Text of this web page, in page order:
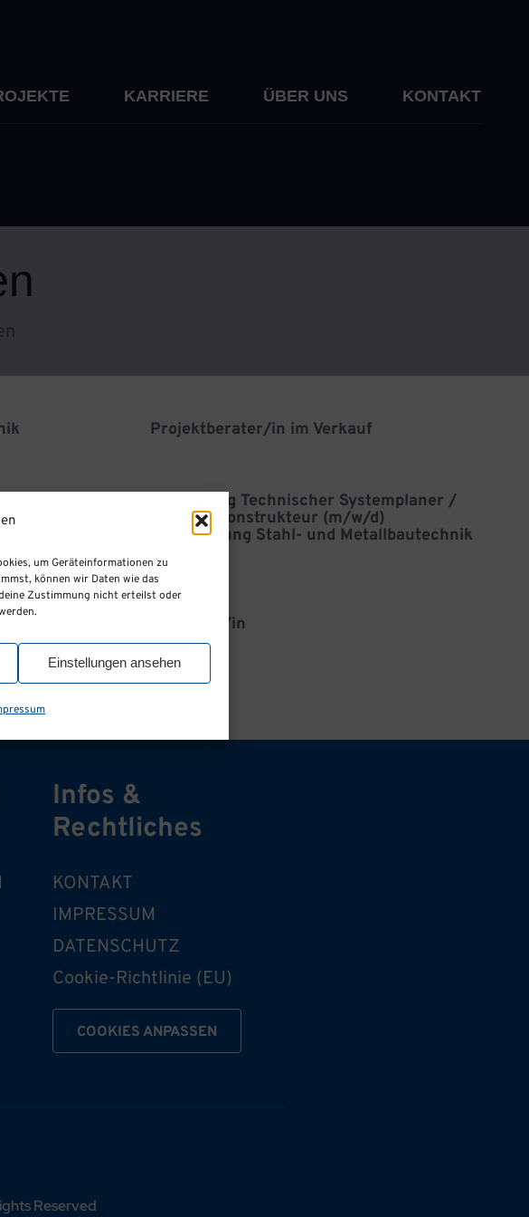
um Geräteinformationen zu
können wir Daten wie das
Zustimmung nicht erteilst oder
Einstellungen ansehen
KARRIERE ÜBER UNS KONTAKT
Projektberater/in im Verkauf
Ausbildung Technischer Systemplaner /
Stahlbaukonstrukteur (m/w/d)
Fachrichtung Stahl- und Metallbautechnik
Architekt/in
Infos &
Rechtliches
KONTAKT
IMPRESSUM
DATENSCHUTZ
Cookie-Richtlinie (EU)
COOKIES ANPASSEN
Reserved